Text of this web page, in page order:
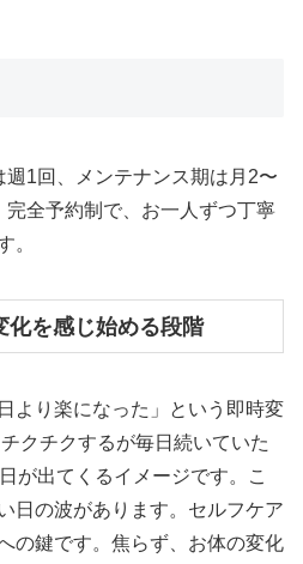
1回、メンテナンス期は月2〜
全予約制で、お一人ずつ丁寧
。
を感じ始める段階
より楽になった」という即時変
クチクするが毎日続いていた
が出てくるイメージです。こ
日の波があります。セルフケア
の鍵です。焦らず、お体の変化